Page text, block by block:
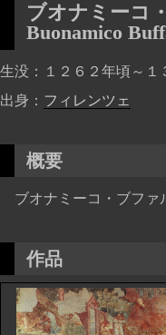
ブオナミーコ
Buonamico
生没
１２６２年頃～１
出身
フィレンツェ
概要
ブオナミーコ・ブファ
作品